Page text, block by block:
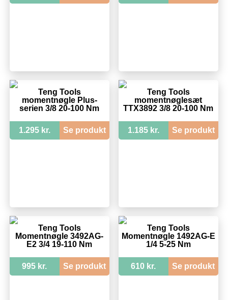
Teng Tools
momentnøgle Plus-
serien 3/8 20-100 Nm
1.295 kr. Se produkt
Teng Tools
momentnøglesæt
TTX3892 3/8 20-100 Nm
1.185 kr. Se produkt
Teng Tools
Momentnøgle 3492AG-
E2 3/4 19-110 Nm
995 kr. Se produkt
Teng Tools
Momentnøgle 1492AG-E
1/4 5-25 Nm
610 kr. Se produkt